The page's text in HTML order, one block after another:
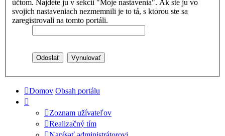
účtom. Najdete ju v sekcii "Moje nastavenia". Ak ste ju vo
svojich nastaveniach nezmemnili je to tá, s ktorou ste sa
zaregistrovali na tomto portáli.
Domov Obsah portálu
Zoznam užívateľov
Realizačný tím